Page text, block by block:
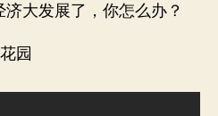
大发展了，你怎么办？
园